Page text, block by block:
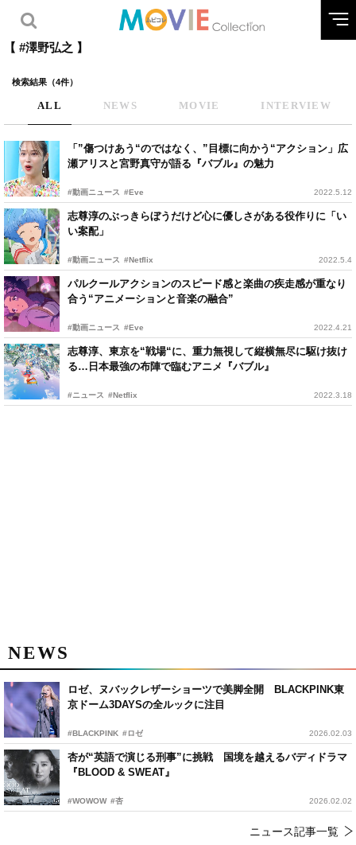
【 #澤野弘之 】
検索結果（4件）
ALL NEWS MOVIE INTERVIEW
「”傷つけあう“のではなく、”目標に向かう“アクション」広
瀬アリスと宮野真守が語る『バブル』の魅力
#動画ニュース #Eve 2022.5.12
志尊淳のぶっきらぼうだけど心に優しさがある役作りに「い
い案配」
#動画ニュース #Netflix 2022.5.4
パルクールアクションのスピード感と楽曲の疾走感が重なり
合う“アニメーションと音楽の融合”
#動画ニュース #Eve 2022.4.21
志尊淳、東京を“戦場“に、重力無視して縦横無尽に駆け抜け
る…日本最強の布陣で臨むアニメ『バブル』
#ニュース #Netflix 2022.3.18
NEWS
ロゼ、ヌバックレザーショーツで美脚全開 BLACKPINK東
京ドーム3DAYSの全ルックに注目
#BLACKPINK #ロゼ 2026.02.03
杏が“英語で演じる刑事”に挑戦 国境を越えるバディドラマ
『BLOOD & SWEAT』
#WOWOW #杏 2026.02.02
ニュース記事一覧